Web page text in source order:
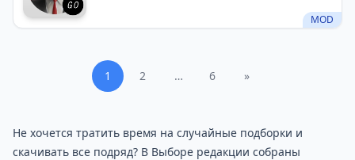
MOD
1 2 … 6 »
Не хочется тратить время на случайные подборки и
скачивать все подряд? В Выборе редакции собраны